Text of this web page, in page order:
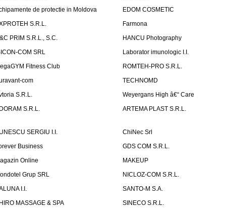
de protectie in Moldova
EDOM COSMETIC
S.R.L.
Farmona
PRIM S.R.L., S.C.
HANCU Photography
COM SRL
Laborator imunologic I.I.
Fitness Club
ROMTEH-PRO S.R.L.
com
TECHNOMD
S.R.L.
Weyergans High â€“ Care
S.R.L.
ARTEMA PLAST S.R.L.
SERGIU I.I.
ChiNec Srl
Business
GDS COM S.R.L.
Online
MAKEUP
Grup SRL
NICLOZ-COM S.R.L.
I.I.
SANTO-M S.A.
MASSAGE & SPA
SINECO S.R.L.